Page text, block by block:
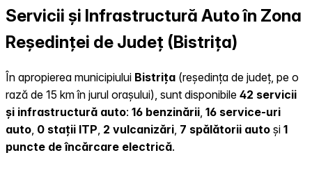
Servicii și Infrastructură Auto în Zona
Reședinței de Județ (Bistrița)
În apropierea municipiului Bistrița (reședința de județ, pe o
rază de 15 km în jurul orașului), sunt disponibile 42 servicii
și infrastructură auto: 16 benzinării, 16 service-uri
auto, 0 stații ITP, 2 vulcanizări, 7 spălătorii auto și 1
puncte de încărcare electrică.